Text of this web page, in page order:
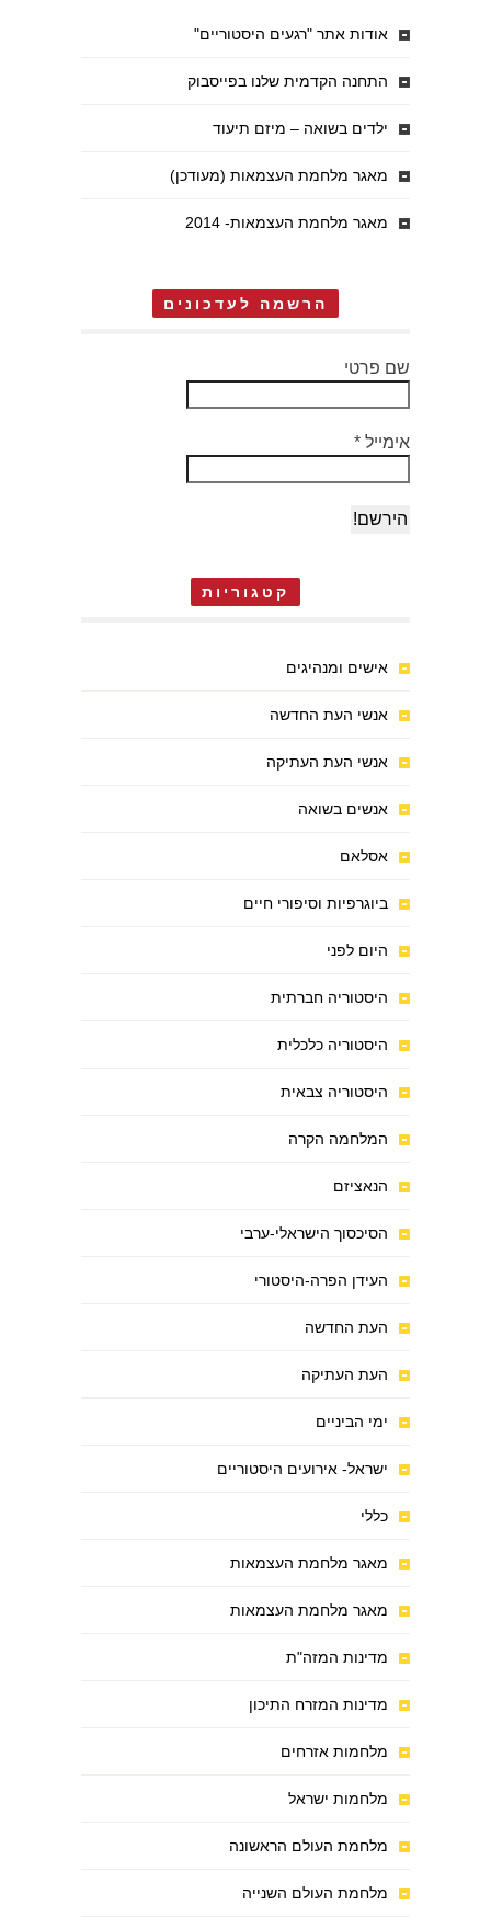
אודות אתר "רגעים היסטוריים"
התחנה הקדמית שלנו בפייסבוק
ילדים בשואה – מיזם תיעוד
מאגר מלחמת העצמאות (מעודכן)
מאגר מלחמת העצמאות- 2014
הרשמה לעדכונים
שם פרטי
אימייל *
קטגוריות
אישים ומנהיגים
אנשי העת החדשה
אנשי העת העתיקה
אנשים בשואה
אסלאם
ביוגרפיות וסיפורי חיים
היום לפני
היסטוריה חברתית
היסטוריה כלכלית
היסטוריה צבאית
המלחמה הקרה
הנאציזם
הסיכסוך הישראלי-ערבי
העידן הפרה-היסטורי
העת החדשה
העת העתיקה
ימי הביניים
ישראל- אירועים היסטוריים
כללי
מאגר מלחמת העצמאות
מאגר מלחמת העצמאות
מדינות המזה"ת
מדינות המזרח התיכון
מלחמות אזרחים
מלחמות ישראל
מלחמת העולם הראשונה
מלחמת העולם השנייה